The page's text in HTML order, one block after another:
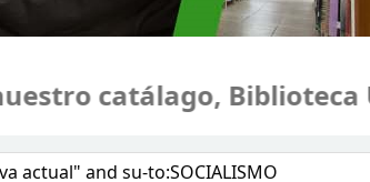
catálago, Biblioteca